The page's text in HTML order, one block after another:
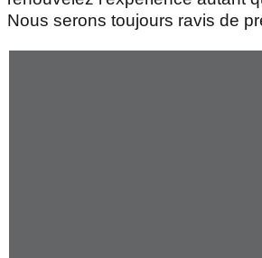
Nous serons toujours ravis de